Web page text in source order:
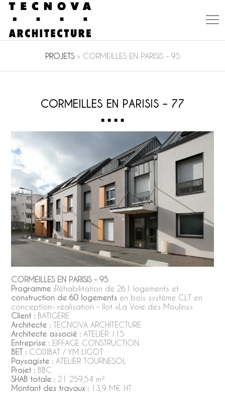
PROJETS» CORMEILLES EN PARISIS – 95
CORMEILLES EN PARISIS – 77
CORMEILLES EN PARISIS – 95
Programme :Réhabilitation de 261 logements et
construction de 60 logements en bois système CLT en
conception- réalisation – Ilot «La Voie des Moulins»
Client : BATIGERE
Architecte : TECNOVA ARCHITECTURE
Architecte associé : ATELIER 115
Entreprise : EIFFAGE CONSTRUCTION
BET : CODIBAT / YM LIGOT
Paysagiste : ATELIER TOURNESOL
Projet : BBC
SHAB totale : 21 259,54 m²
Montant des travaux : 13,9 M€ HT